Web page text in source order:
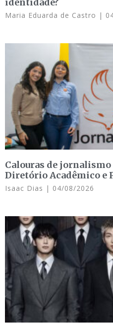
Maria Eduarda de Castro
Calouras de jornalismo
Diretório Acadêmico e
Isaac Dias 04/08/2026